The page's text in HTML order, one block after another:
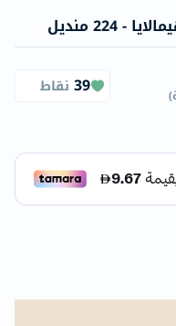
منديل
)
39 نقاط